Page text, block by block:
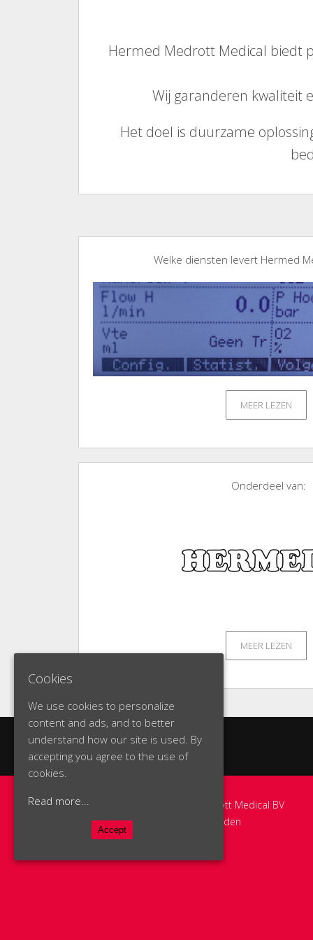
Hermed Medrott Medical biedt
Wij garanderen kwaliteit
Het doel is duurzame
Welke diensten levert Hermed
MEER LEZEN
Onderdeel van:
MEER LEZEN
Copyright 2016 - Hermed Medrott Medical BV
disclaimer| algemene voorwaarden
Cookies
We use cookies to personalize
content and ads, and to better
understand how our site is used. By
accepting you agree to the use of
cookies.
Read more...
Accept